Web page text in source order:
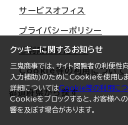
クッキーに関するお知らせ
三鬼商事では、サイト閲覧者の利便性
入力補助)のためにCookieを使用しま
詳細についてはCookie等の利用につ
Cookieをブロックすると、お客様へ
響を及ぼす場合があります。
名古屋
札幌
仙台
横浜
福岡
オフィスリポート
サービスオフィス
プライバシーポリシー
ご利用にあたって
Cookie等の利用について
都道府県から探す